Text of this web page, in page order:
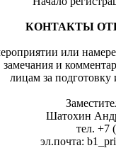
КОНТАКТЫ
или
и
лицам за
Шатохин
тел. +7
эл.почта: